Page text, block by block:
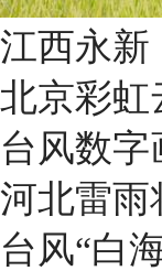
江西永新
北京彩虹
台风数
河北雷雨
台风“白